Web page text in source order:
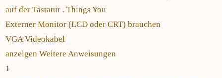
auf der Tastatur . Things You
Externer Monitor (LCD oder CRT) brauchen
VGA Videokabel
anzeigen Weitere Anweisungen
1